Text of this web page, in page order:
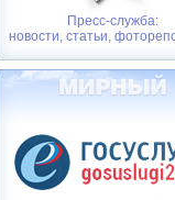
Пресс-служба:
новости, статьи,